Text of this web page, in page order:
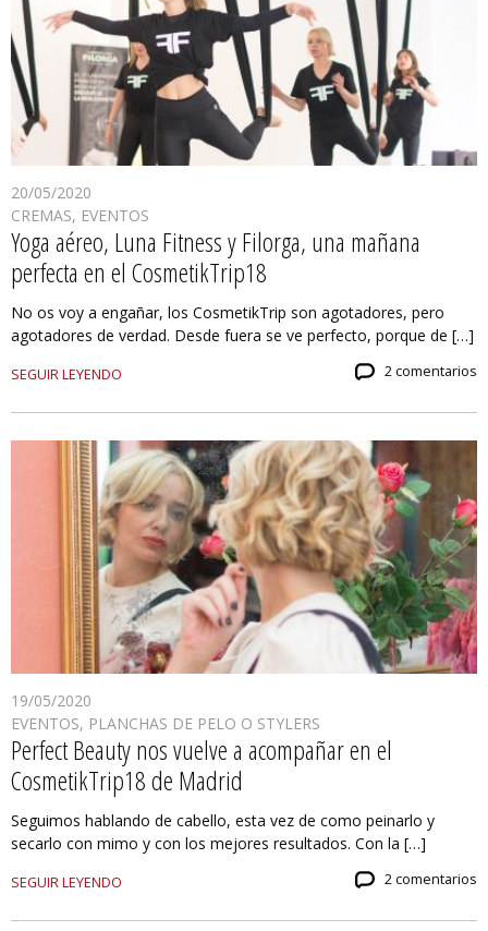
20/05/2020
CREMAS, EVENTOS
Yoga aéreo, Luna Fitness y Filorga, una mañana
perfecta en el CosmetikTrip18
No os voy a engañar, los CosmetikTrip son agotadores, pero
agotadores de verdad. Desde fuera se ve perfecto, porque de […]
SEGUIR LEYENDO 2 comentarios
19/05/2020
EVENTOS, PLANCHAS DE PELO O STYLERS
Perfect Beauty nos vuelve a acompañar en el
CosmetikTrip18 de Madrid
Seguimos hablando de cabello, esta vez de como peinarlo y
secarlo con mimo y con los mejores resultados. Con la […]
SEGUIR LEYENDO 2 comentarios